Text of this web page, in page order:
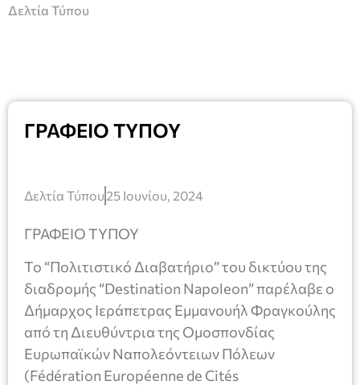
Δελτία Τύπου
ΓΡΑΦΕΙΟ ΤΥΠΟΥ
Δελτία Τύπου 25 Ιουνίου, 2024
ΓΡΑΦΕΙΟ ΤΥΠΟΥ
Το “Πολιτιστικό Διαβατήριο” του δικτύου της
διαδρομής “Destination Napoleon” παρέλαβε ο
Δήμαρχος Ιεράπετρας Εμμανουήλ Φραγκούλης
από τη Διευθύντρια της Ομοσπονδίας
Ευρωπαϊκών Ναπολεόντειων Πόλεων
(Fédération Européenne de Cités